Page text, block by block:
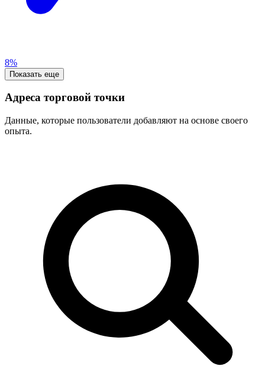
8%
Показать еще
Адреса торговой точки
Данные, которые пользователи добавляют на основе своего
опыта.